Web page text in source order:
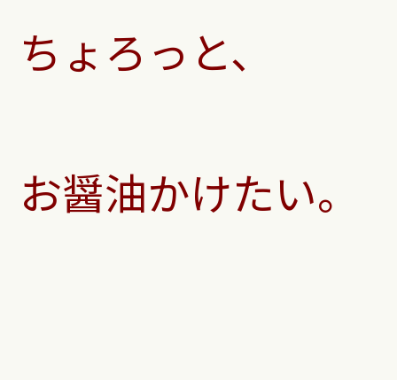
ちょろっと、
お醤油かけたい。